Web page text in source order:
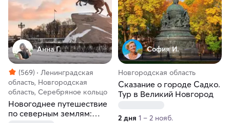
Анна Г.
(569)
Ленинградская
область, Новгородская
область, Серебряное кольцо
Новогоднее путешествие
по северным землям:
София И.
Новгородская область
Сказание о городе Садко.
Тур в Великий Новгород
2 дня 1 – 2 нояб.